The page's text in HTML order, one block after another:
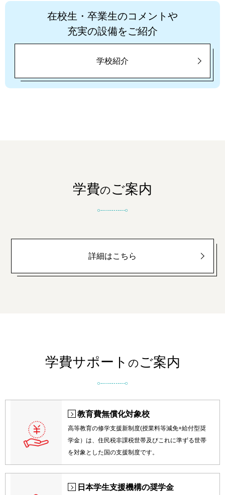
在校生・卒業生のコメントや
充実の設備をご紹介
学校紹介
学費の ご案内
詳細はこちら
学費サポート の ご案内
教育費無償化対象校
高等教育の修学支援新制度(授業料等減免+給付型奨
学金）は、住民税非課税世帯及びこれに準ずる世帯
を対象とした国の支援制度です。
日本学生支援機構の奨学金